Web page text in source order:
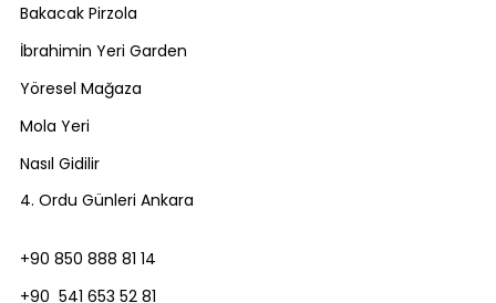
Bakacak Pirzola
İbrahimin Yeri Garden
Yöresel Mağaza
Mola Yeri
Nasıl Gidilir
4. Ordu Günleri Ankara
+90 850 888 81 14
+90 541 653 52 81